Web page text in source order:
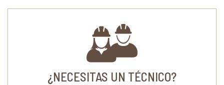
¿NECESITAS UN TÉCNICO?